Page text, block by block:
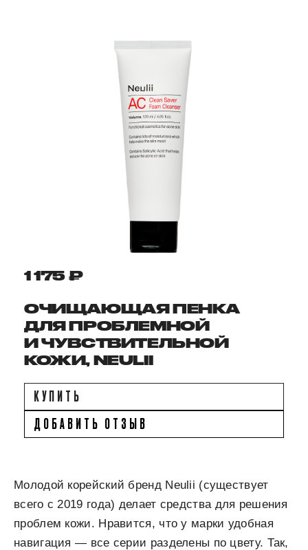
1 175 ₽
ОЧИЩАЮЩАЯ ПЕНКА
ДЛЯ ПРОБЛЕМНОЙ
И ЧУВСТВИТЕЛЬНОЙ
КОЖИ, NEULII
КУПИТЬ
ДОБАВИТЬ ОТЗЫВ
Молодой корейский бренд Neulii (существует
всего с 2019 года) делает средства для решения
проблем кожи. Нравится, что у марки удобная
навигация — все серии разделены по цвету. Так,